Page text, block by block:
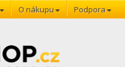
O nákupu Podpora